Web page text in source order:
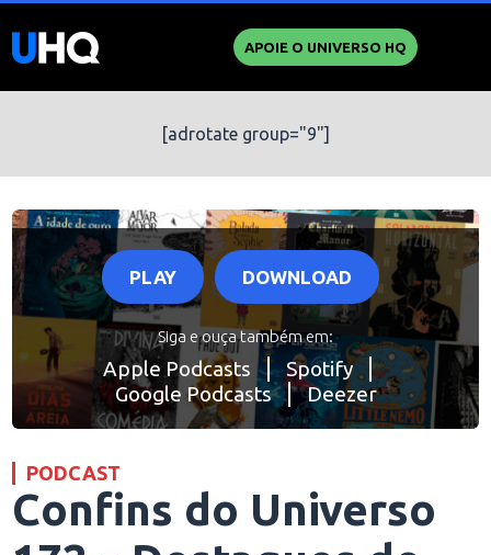
APOIE O UNIVERSO HQ
[adrotate group="9"]
PLAY DOWNLOAD
Siga e ouça também em:
Apple Podcasts
Spotify
Google Podcasts
Deezer
PODCAST
Confins do Universo